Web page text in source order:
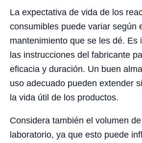
La expectativa de vida de los
consumibles puede variar según
mantenimiento que se les dé. Es
las instrucciones del fabricante
eficacia y duración. Un buen
uso adecuado pueden extender
la vida útil de los productos.
Considera también el volumen
laboratorio, ya que esto puede